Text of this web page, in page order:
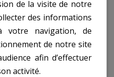
embouts et 6 mèches
plus léger
de la visite de notre
des informations
votre navigation, de
de notre site
afin d’effectuer
activité.